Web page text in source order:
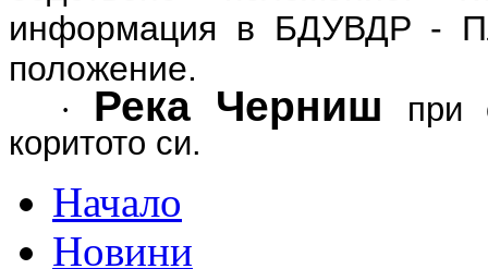
информация в БДУВДР -
положение.
· Река Черниш при
коритото си.
Начало
Новини